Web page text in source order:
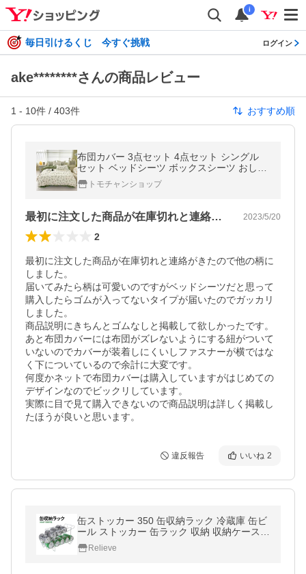
i
毎日引けるくじ 今すぐ挑戦 ログイン
ake********さんの商品レビュー
1 - 10件 / 403件 おすすめ順
布団カバー 3点セット 4点セット シングル
セット ベッドシーツ ボックスシーツ おしゃ
れ 寝具カバーセット 掛け布団カバー 敷き布
団カバー
トモチャンショップ
最初に注文した商品が在庫切れと連絡がき… 2023/5/20
2
最初に注文した商品が在庫切れと連絡がきたので他の柄に
しました。
届いてみたら柄は可愛いのですがベッドシーツだと思って
購入したらゴムが入ってないタイプが届いたのでガッカリ
しました。
商品説明にきちんとゴムなしと掲載して欲しかったです。
あと布団カバーには布団がズレないようにする紐がついて
いないのでカバーが装着しにくいしファスナーが横ではな
く下についているので余計に大変です。
何度かネットで布団カバーは購入していますがはじめての
デザインなのでビックリしています。
実際に目で見て購入できないので商品説明は詳しく掲載し
違反報告 いいね 2
缶ストッカー 350 缶収納ラック 冷蔵庫 缶ビ
ール ストッカー 缶ラック 収納 収納ケース 3
50ml ストッカー ディスペンサー ホルダー 3
50ml お酒 飲料 収納用品
Relieve